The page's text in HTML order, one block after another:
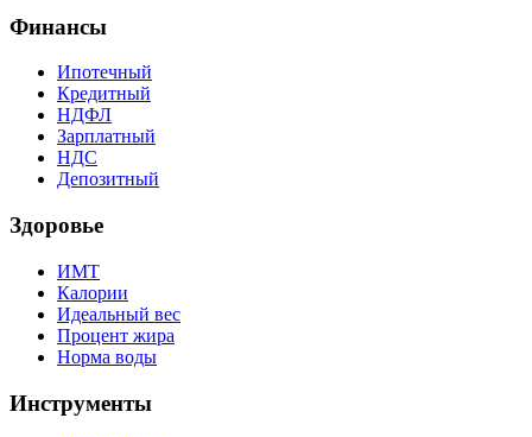
Финансы
Ипотечный
Кредитный
НДФЛ
Зарплатный
НДС
Депозитный
Здоровье
ИМТ
Калории
Идеальный вес
Процент жира
Норма воды
Инструменты